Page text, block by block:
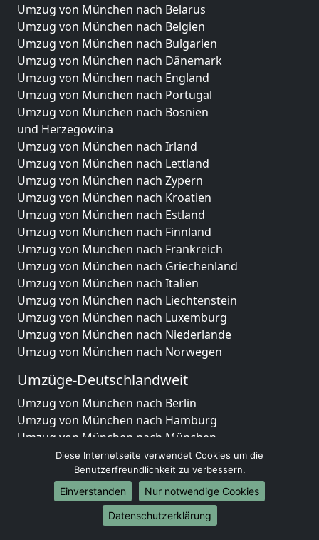
Umzug von München nach Belarus
Umzug von München nach Belgien
Umzug von München nach Bulgarien
Umzug von München nach Dänemark
Umzug von München nach England
Umzug von München nach Portugal
Umzug von München nach Bosnien
und Herzegowina
Umzug von München nach Irland
Umzug von München nach Lettland
Umzug von München nach Zypern
Umzug von München nach Kroatien
Umzug von München nach Estland
Umzug von München nach Finnland
Umzug von München nach Frankreich
Umzug von München nach Griechenland
Umzug von München nach Italien
Umzug von München nach Liechtenstein
Umzug von München nach Luxemburg
Umzug von München nach Niederlande
Umzug von München nach Norwegen
Umzüge-Deutschlandweit
Umzug von München nach Berlin
Umzug von München nach Hamburg
Umzug von München nach München
Umzug von München nach Köln
Umzug von München nach Frankfurt am Main
Umzug von München nach Stuttgart
Umzug von München nach Düsseldorf
Umzug von München nach Leipzig
Diese Internetseite verwendet Cookies um die
Benutzerfreundlichkeit zu verbessern.
Einverstanden
Nur notwendige Cookies
Datenschutzerklärung